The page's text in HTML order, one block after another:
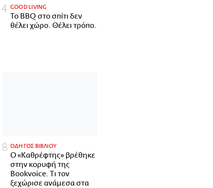
GOOD LIVING
Το BBQ στο σπίτι δεν
θέλει χώρο. Θέλει τρόπο.
ΟΔΗΓΟΣ ΒΙΒΛΙΟΥ
Ο «Καθρέφτης» βρέθηκε
στην κορυφή της
Bookvoice. Τι τον
ξεχώρισε ανάμεσα στα